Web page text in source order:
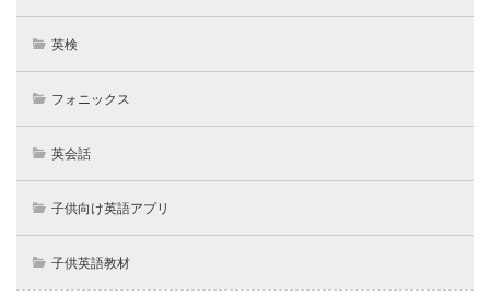
英検
フォニックス
英会話
子供向け英語アプリ
子供英語教材